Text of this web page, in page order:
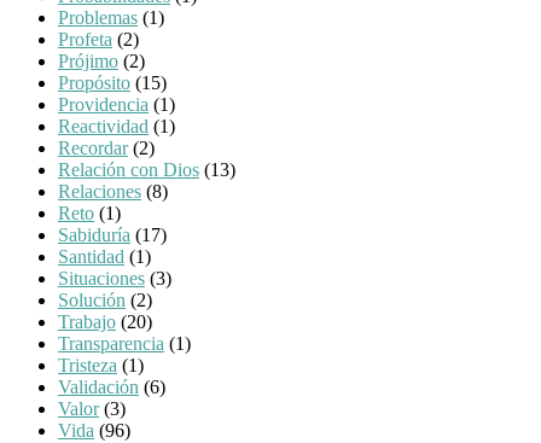
Problemas (1)
Profeta (2)
Prójimo (2)
Propósito (15)
Providencia (1)
Reactividad (1)
Recordar(2)
Relación con Dios (13)
Relaciones (8)
Reto (1)
Sabiduría (17)
Santidad (1)
Situaciones (3)
Solución (2)
Trabajo (20)
Transparencia (1)
Tristeza (1)
Validación (6)
Valor(3)
Vida (96)